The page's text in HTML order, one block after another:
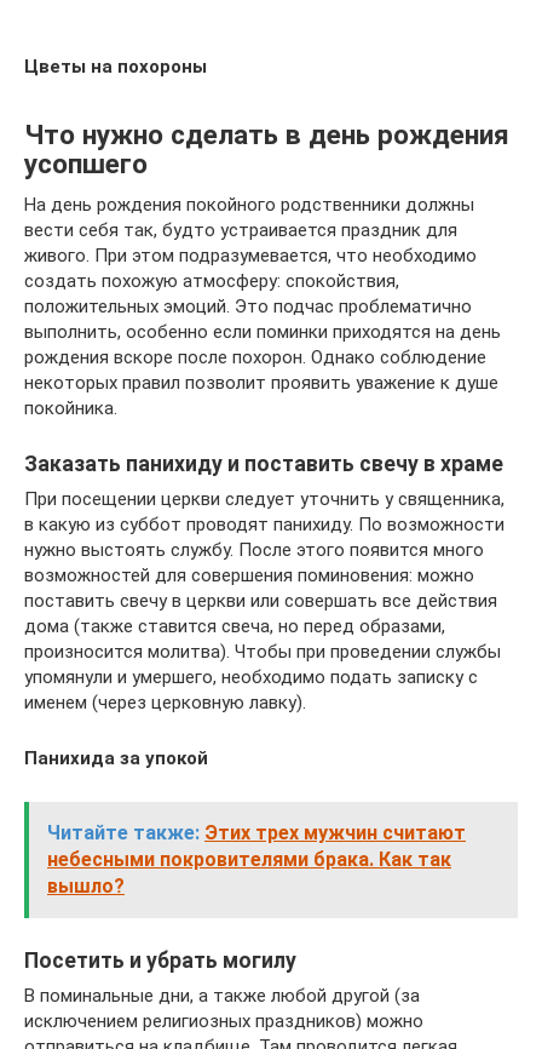
Цветы на похороны
Что нужно сделать в день рождения
усопшего
На день рождения покойного родственники должны
вести себя так, будто устраивается праздник для
живого. При этом подразумевается, что необходимо
создать похожую атмосферу: спокойствия,
положительных эмоций. Это подчас проблематично
выполнить, особенно если поминки приходятся на день
рождения вскоре после похорон. Однако соблюдение
некоторых правил позволит проявить уважение к душе
покойника.
Заказать панихиду и поставить свечу в храме
При посещении церкви следует уточнить у священника,
в какую из суббот проводят панихиду. По возможности
нужно выстоять службу. После этого появится много
возможностей для совершения поминовения: можно
поставить свечу в церкви или совершать все действия
дома (также ставится свеча, но перед образами,
произносится молитва). Чтобы при проведении службы
упомянули и умершего, необходимо подать записку с
именем (через церковную лавку).
Панихида за упокой
Читайте также: Этих трех мужчин считают
небесными покровителями брака. Как так
вышло?
Посетить и убрать могилу
В поминальные дни, а также любой другой (за
исключением религиозных праздников) можно